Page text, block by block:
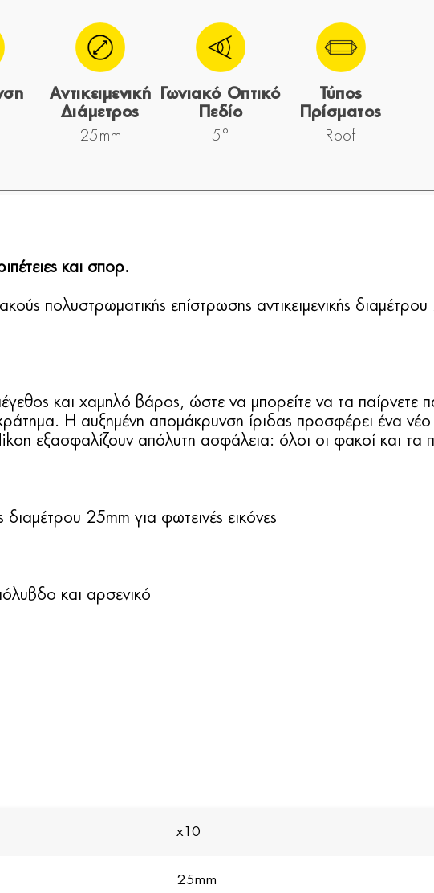
Αντικειμενική
Διάμετρος
25mm
Γωνιακό Οπτικό
Πεδίο
5°
Τύπος
Πρίσματος
Roof
και σπορ.
πολυστρωματικής επίστρωσης αντικειμενικής
και χαμηλό βάρος, ώστε να μπορείτε να τα παίρνετε
Η αυξημένη απομάκρυνση ίριδας προσφέρει ένα
εξασφαλίζουν απόλυτη ασφάλεια: όλοι οι φακοί και τα
διαμέτρου 25mm για φωτεινές εικόνες
και αρσενικό
x10
25mm